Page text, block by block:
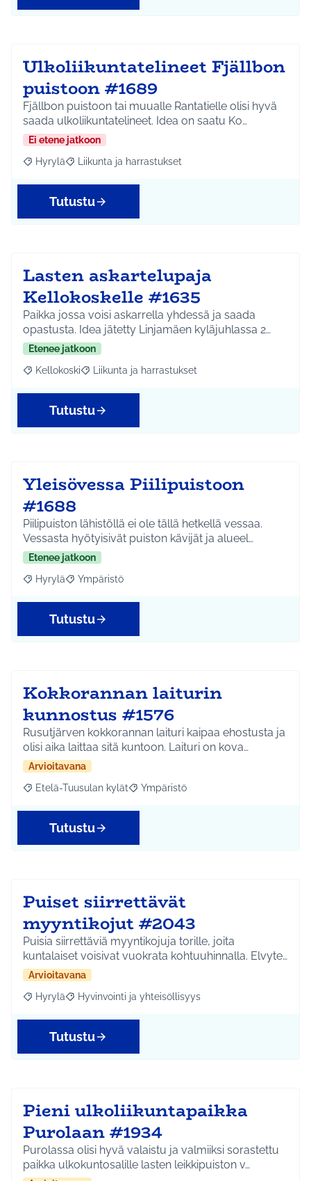
Ulkoliikuntatelineet Fjällbon
puistoon #1689
Fjällbon puistoon tai muualle Rantatielle olisi hyvä
saada ulkoliikuntatelineet. Idea on saatu Ko…
Ei etene jatkoon
Rajaa tulokset aihepiirin mukaan: Hyrylä
Hyrylä Rajaa tulokset teeman mukaan: Liikunta ja
Liikunta ja harrastukset
Tutustu
Lasten askartelupaja
Kellokoskelle #1635
Paikka jossa voisi askarrella yhdessä ja saada
opastusta. Idea jätetty Linjamäen kyläjuhlassa 2…
Etenee jatkoon
Rajaa tulokset aihepiirin mukaan: Kellokoski
Kellokoski Rajaa tulokset teeman mukaan: Liikunta ja
Liikunta ja harrastukset
Tutustu
Yleisövessa Piilipuistoon
#1688
Piilipuiston lähistöllä ei ole tällä hetkellä vessaa.
Vessasta hyötyisivät puiston kävijät ja alueel…
Etenee jatkoon
Rajaa tulokset aihepiirin mukaan: Hyrylä
Hyrylä Rajaa tulokset teeman mukaan: Ympäristö
Ympäristö
Tutustu
Kokkorannan laiturin
kunnostus #1576
Rusutjärven kokkorannan laituri kaipaa ehostusta ja
olisi aika laittaa sitä kuntoon. Laituri on kova…
Arvioitavana
Rajaa tulokset aihepiirin mukaan: Etelä-Tuusulan kylät
Etelä-Tuusulan kylät Rajaa tulokset teeman mukaan:
Ympäristö
Tutustu
Puiset siirrettävät
myyntikojut #2043
Puisia siirrettäviä myyntikojuja torille, joita
kuntalaiset voisivat vuokrata kohtuuhinnalla. Elvyte…
Arvioitavana
Rajaa tulokset aihepiirin mukaan: Hyrylä
Hyrylä Rajaa tulokset teeman mukaan: Hyvinvointi ja
Hyvinvointi ja yhteisöllisyys
Tutustu
Pieni ulkoliikuntapaikka
Purolaan #1934
Purolassa olisi hyvä valaistu ja valmiiksi sorastettu
paikka ulkokuntosalille lasten leikkipuiston v…